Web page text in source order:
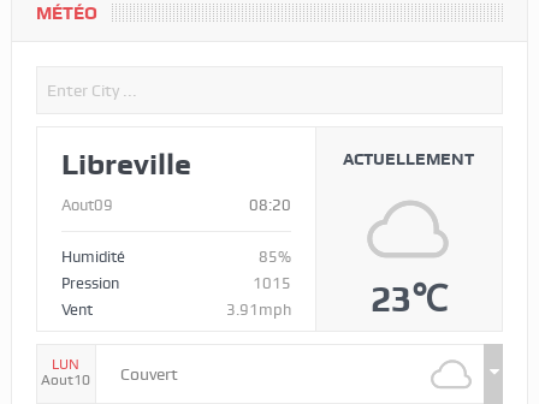
MÉTÉO
Libreville
Aout09 08:20
Humidité
85%
Pression
1015
Vent
3.91mph
ACTUELLEMENT
23℃
LUN
Aout10
Couvert